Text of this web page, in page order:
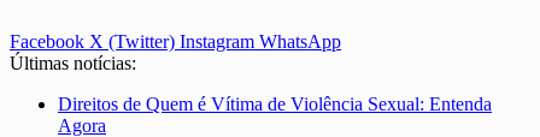
Facebook X (Twitter) Instagram WhatsApp
Últimas notícias:
Direitos de Quem é Vítima de Violência Sexual: Entenda
Agora